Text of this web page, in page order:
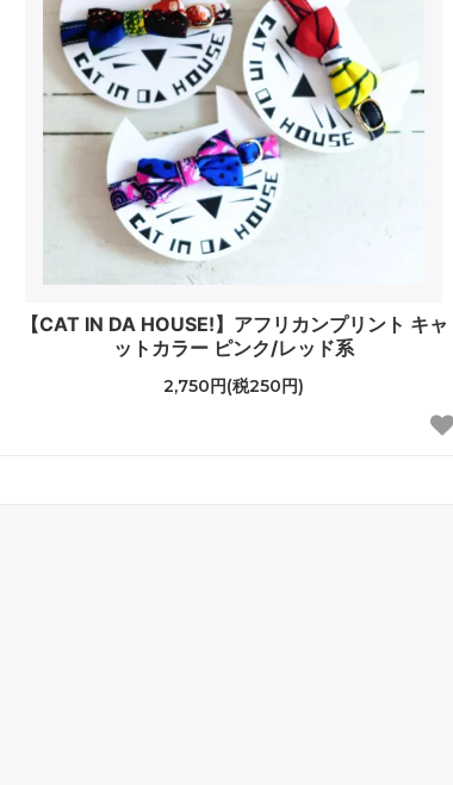
【CAT IN DA HOUSE!】アフリカンプリント キャ
ットカラー ピンク/レッド系
2,750円(税250円)